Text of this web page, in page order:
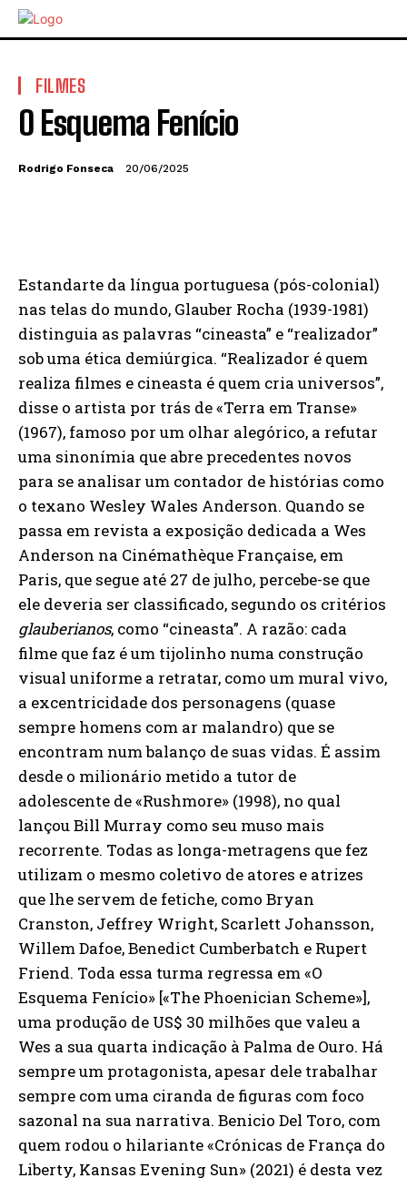
FILMES
O Esquema Fenício
Rodrigo Fonseca 20/06/2025
Estandarte da língua portuguesa (pós-colonial)
nas telas do mundo, Glauber Rocha (1939-1981)
distinguia as palavras “cineasta” e “realizador”
sob uma ética demiúrgica. “Realizador é quem
realiza filmes e cineasta é quem cria universos”,
disse o artista por trás de «Terra em Transe»
(1967), famoso por um olhar alegórico, a refutar
uma sinonímia que abre precedentes novos
para se analisar um contador de histórias como
o texano Wesley Wales Anderson. Quando se
passa em revista a exposição dedicada a Wes
Anderson na Cinémathèque Française, em
Paris, que segue até 27 de julho, percebe-se que
ele deveria ser classificado, segundo os critérios
glauberianos, como “cineasta”. A razão: cada
filme que faz é um tijolinho numa construção
visual uniforme a retratar, como um mural vivo,
a excentricidade dos personagens (quase
sempre homens com ar malandro) que se
encontram num balanço de suas vidas. É assim
desde o milionário metido a tutor de
adolescente de «Rushmore» (1998), no qual
lançou Bill Murray como seu muso mais
recorrente. Todas as longa-metragens que fez
utilizam o mesmo coletivo de atores e atrizes
que lhe servem de fetiche, como Bryan
Cranston, Jeffrey Wright, Scarlett Johansson,
Willem Dafoe, Benedict Cumberbatch e Rupert
Friend. Toda essa turma regressa em «O
Esquema Fenício» [«The Phoenician Scheme»],
uma produção de US$ 30 milhões que valeu a
Wes a sua quarta indicação à Palma de Ouro. Há
sempre um protagonista, apesar dele trabalhar
sempre com uma ciranda de figuras com foco
sazonal na sua narrativa. Benicio Del Toro, com
quem rodou o hilariante «Crónicas de França do
Liberty, Kansas Evening Sun» (2021) é desta vez